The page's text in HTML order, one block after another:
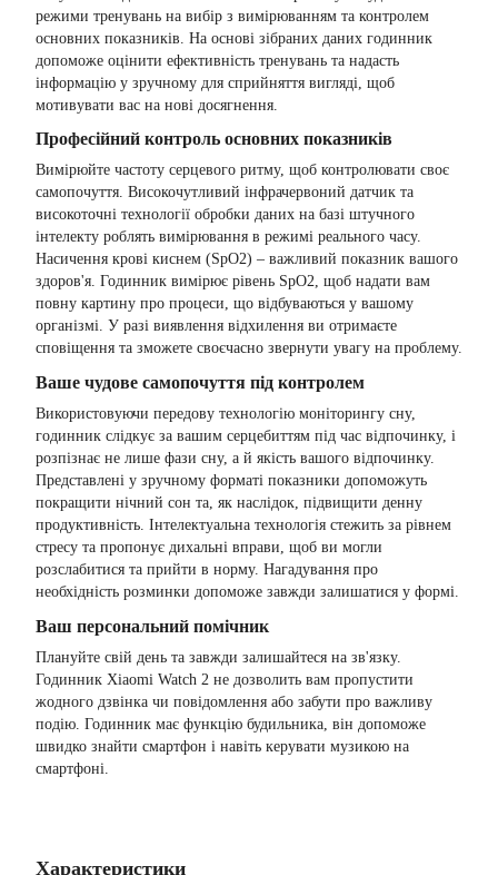
режими тренувань на вибір з вимірюванням та контролем
основних показників. На основі зібраних даних годинник
допоможе оцінити ефективність тренувань та надасть
інформацію у зручному для сприйняття вигляді, щоб
мотивувати вас на нові досягнення.
Професійний контроль основних показників
Вимірюйте частоту серцевого ритму, щоб контролювати своє
самопочуття. Високочутливий інфрачервоний датчик та
високоточні технології обробки даних на базі штучного
інтелекту роблять вимірювання в режимі реального часу.
Насичення крові киснем (SpO2) – важливий показник вашого
здоров'я. Годинник вимірює рівень SpO2, щоб надати вам
повну картину про процеси, що відбуваються у вашому
організмі. У разі виявлення відхилення ви отримаєте
сповіщення та зможете своєчасно звернути увагу на проблему.
Ваше чудове самопочуття під контролем
Використовуючи передову технологію моніторингу сну,
годинник слідкує за вашим серцебиттям під час відпочинку, і
розпізнає не лише фази сну, а й якість вашого відпочинку.
Представлені у зручному форматі показники допоможуть
покращити нічний сон та, як наслідок, підвищити денну
продуктивність. Інтелектуальна технологія стежить за рівнем
стресу та пропонує дихальні вправи, щоб ви могли
розслабитися та прийти в норму. Нагадування про
необхідність розминки допоможе завжди залишатися у формі.
Ваш персональний помічник
Плануйте свій день та завжди залишайтеся на зв'язку.
Годинник Xiaomi Watch 2 не дозволить вам пропустити
жодного дзвінка чи повідомлення або забути про важливу
подію. Годинник має функцію будильника, він допоможе
швидко знайти смартфон і навіть керувати музикою на
смартфоні.
Характеристики